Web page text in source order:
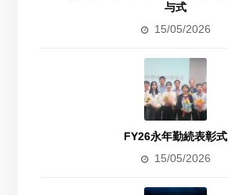
与式
15/05/2026
FY26永年勤続表彰式
15/05/2026